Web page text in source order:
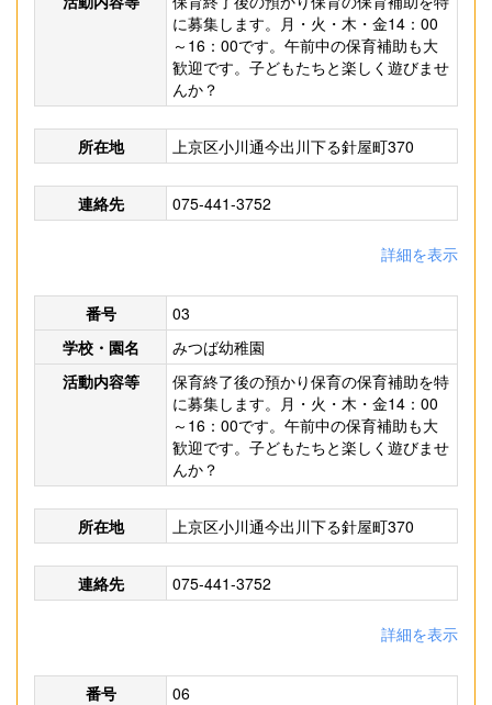
に募集します。月・火・木・金14：00
～16：00です。午前中の保育補助も大
歓迎です。子どもたちと楽しく遊びませ
んか？
所在地 上京区小川通今出川下る針屋町370
連絡先 075-441-3752
詳細を表示
番号
03
学校・園名
みつば幼稚園
活動内容等
保育終了後の預かり保育の保育補助を特
に募集します。月・火・木・金14：00
～16：00です。午前中の保育補助も大
歓迎です。子どもたちと楽しく遊びませ
んか？
所在地 上京区小川通今出川下る針屋町370
連絡先 075-441-3752
詳細を表示
番号
06